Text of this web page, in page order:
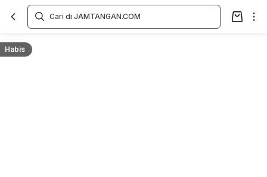
Habis
Overview